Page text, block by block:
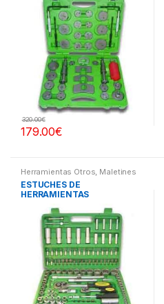
179.00€
320.00€
Herramientas Otros, Maletines
Herramientas, Extractores,
Compresímetros, otros
ESTUCHES DE
HERRAMIENTAS